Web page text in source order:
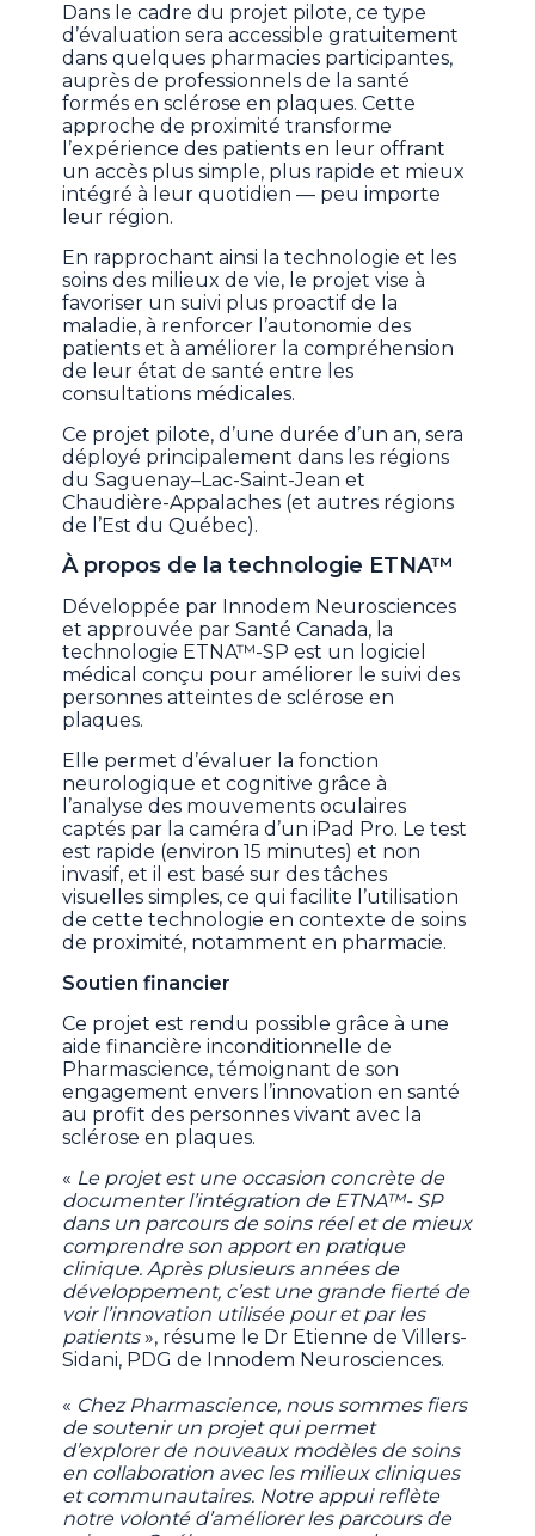
Dans le cadre du projet pilote, ce type
d’évaluation sera accessible gratuitement
dans quelques pharmacies participantes,
auprès de professionnels de la santé
formés en sclérose en plaques. Cette
approche de proximité transforme
l’expérience des patients en leur offrant
un accès plus simple, plus rapide et mieux
intégré à leur quotidien — peu importe
leur région.
En rapprochant ainsi la technologie et les
soins des milieux de vie, le projet vise à
favoriser un suivi plus proactif de la
maladie, à renforcer l’autonomie des
patients et à améliorer la compréhension
de leur état de santé entre les
consultations médicales.
Ce projet pilote, d’une durée d’un an, sera
déployé principalement dans les régions
du Saguenay–Lac-Saint-Jean et
Chaudière-Appalaches (et autres régions
de l’Est du Québec).
À propos de la technologie ETNA™
Développée par Innodem Neurosciences
et approuvée par Santé Canada, la
technologie ETNA™-SP est un logiciel
médical conçu pour améliorer le suivi des
personnes atteintes de sclérose en
plaques.
Elle permet d’évaluer la fonction
neurologique et cognitive grâce à
l’analyse des mouvements oculaires
captés par la caméra d’un iPad Pro. Le test
est rapide (environ 15 minutes) et non
invasif, et il est basé sur des tâches
visuelles simples, ce qui facilite l’utilisation
de cette technologie en contexte de soins
de proximité, notamment en pharmacie.
Soutien financier
Ce projet est rendu possible grâce à une
aide financière inconditionnelle de
Pharmascience, témoignant de son
engagement envers l’innovation en santé
au profit des personnes vivant avec la
sclérose en plaques.
« Le projet est une occasion concrète de
documenter l’intégration de ETNA™- SP
dans un parcours de soins réel et de mieux
comprendre son apport en pratique
clinique. Après plusieurs années de
développement, c’est une grande fierté de
voir l’innovation utilisée pour et par les
patients», résume le Dr Etienne de Villers-
Sidani, PDG de Innodem Neurosciences.
« Chez Pharmascience, nous sommes fiers
de soutenir un projet qui permet
d’explorer de nouveaux modèles de soins
en collaboration avec les milieux cliniques
et communautaires. Notre appui reflète
notre volonté d’améliorer les parcours de